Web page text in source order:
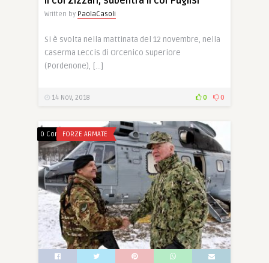
Written by PaolaCasoli
Si è svolta nella mattinata del 12 novembre, nella
Caserma Leccis di Orcenico Superiore
(Pordenone), […]
14 Nov, 2018 0 0
0 CommentsFORZE ARMATE